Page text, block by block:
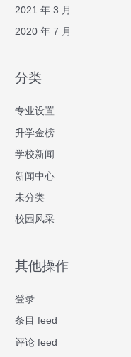
2021 年 3 月
2020 年 7 月
分类
专业设置
升学金榜
学校新闻
新闻中心
未分类
校园风采
其他操作
登录
条目 feed
评论 feed